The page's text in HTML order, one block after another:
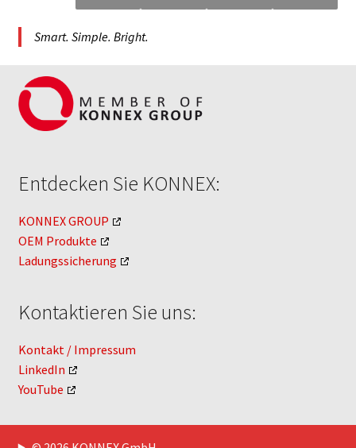
Smart. Simple. Bright.
Entdecken Sie KONNEX:
KONNEX GROUP
OEM Produkte
Ladungssicherung
Kontaktieren Sie uns:
Kontakt / Impressum
LinkedIn
YouTube